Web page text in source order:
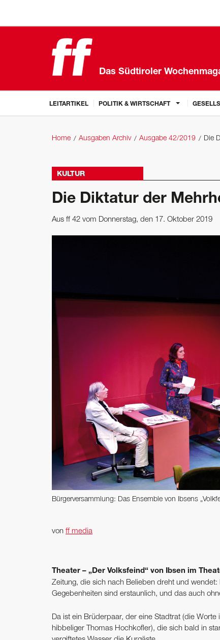
Das Südtiroler
LEITARTIKEL POLITIK & WIRTSCHAFT
Home Ausgaben Archiv Ausgabe 42/2019 Die
KULTUR
Die Diktatur der
Aus ff 42 vom Donnerstag, den 17. Oktober 2019
Bürgerversammlung: Das Ensemble von Ibsens
von ff media
Theater – „Der Volksfeind“ von Ibsen im
Zeitung, die sich nach Belieben dreht und wendet:
Gegebenheiten sind erstaunlich, und das auch
Da ist ein Brüderpaar, der eine Stadtrat (die
hibbeliger Thomas Hochkofler), die sich bald in